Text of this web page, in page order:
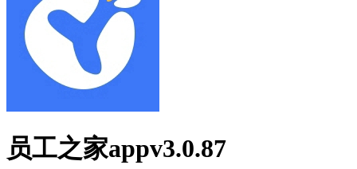
员工之家appv3.0.87